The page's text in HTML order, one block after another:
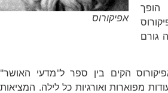
אפיקורוס
הופך
גורם
הקים בין ספר ל"מדעי האושר"
מפוארות ואורגיות כל לילה. המציאות